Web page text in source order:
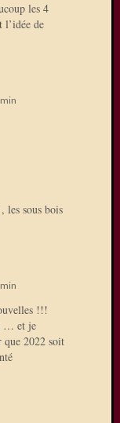
les 4
l’idée de
les sous bois
!!!
… et je
que 2022 soit